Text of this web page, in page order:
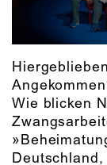
Wie blicken